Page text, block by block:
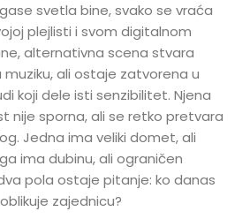
svetla bine, svako se vraća
plejlisti i svom digitalnom
alternativna scena stvara
ali ostaje zatvorena u
koji dele isti senzibilitet. Njena
nije sporna, ali se retko pretvara
Jedna ima veliki domet, ali
ima dubinu, ali ograničen
pola ostaje pitanje: ko danas
zajednicu?